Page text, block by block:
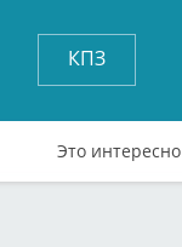
КПЗ
Это интересно